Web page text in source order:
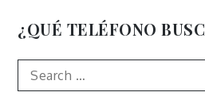
entradas
¿QUÉ TELÉFONO
Search
for: